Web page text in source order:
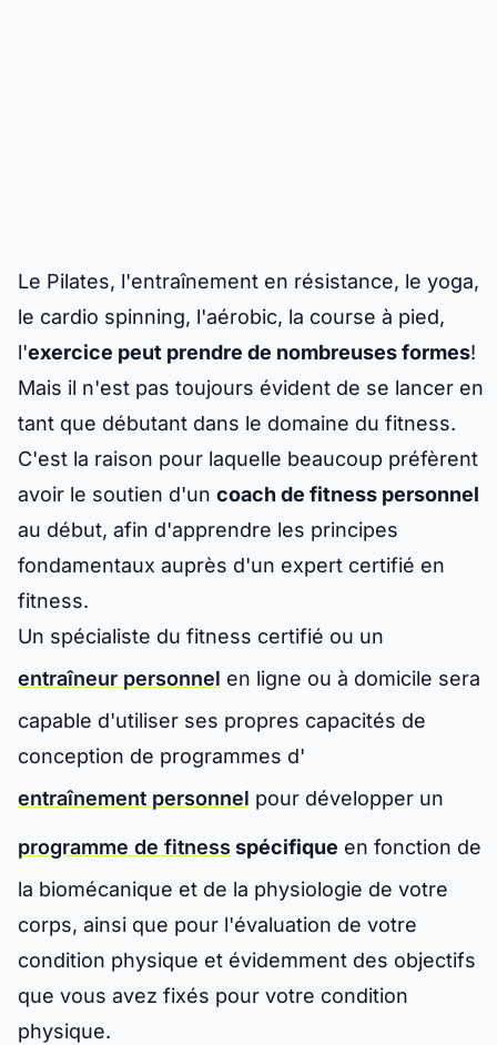
Le Pilates, l'entraînement en résistance, le yoga,
le cardio spinning, l'aérobic, la course à pied,
l'exercice peut prendre de nombreuses formes!
Mais il n'est pas toujours évident de se lancer en
tant que débutant dans le domaine du fitness.
C'est la raison pour laquelle beaucoup préfèrent
avoir le soutien d'un coach de fitness personnel
au début, afin d'apprendre les principes
fondamentaux auprès d'un expert certifié en
fitness.
Un spécialiste du fitness certifié ou un
entraîneur personnel en ligne ou à domicile sera
capable d'utiliser ses propres capacités de
conception de programmes d'
entraînement personnel pour développer un
programme de fitness spécifique en fonction de
la biomécanique et de la physiologie de votre
corps, ainsi que pour l'évaluation de votre
condition physique et évidemment des objectifs
que vous avez fixés pour votre condition
physique.